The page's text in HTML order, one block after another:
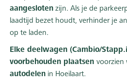
aangesloten zijn. Als je de
laadtijd bezet houdt, verhinder je
op te laden.
Elke deelwagen (Cambio/
voorbehouden plaatsen voorzien
autodelen in Hoeilaart.